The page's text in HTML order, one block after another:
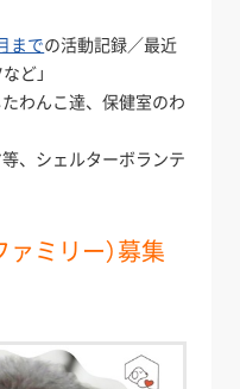
までの活動記録／最近
ど」
たわんこ達、保健室のわ
等、シェルターボランテ
ミリー）募集